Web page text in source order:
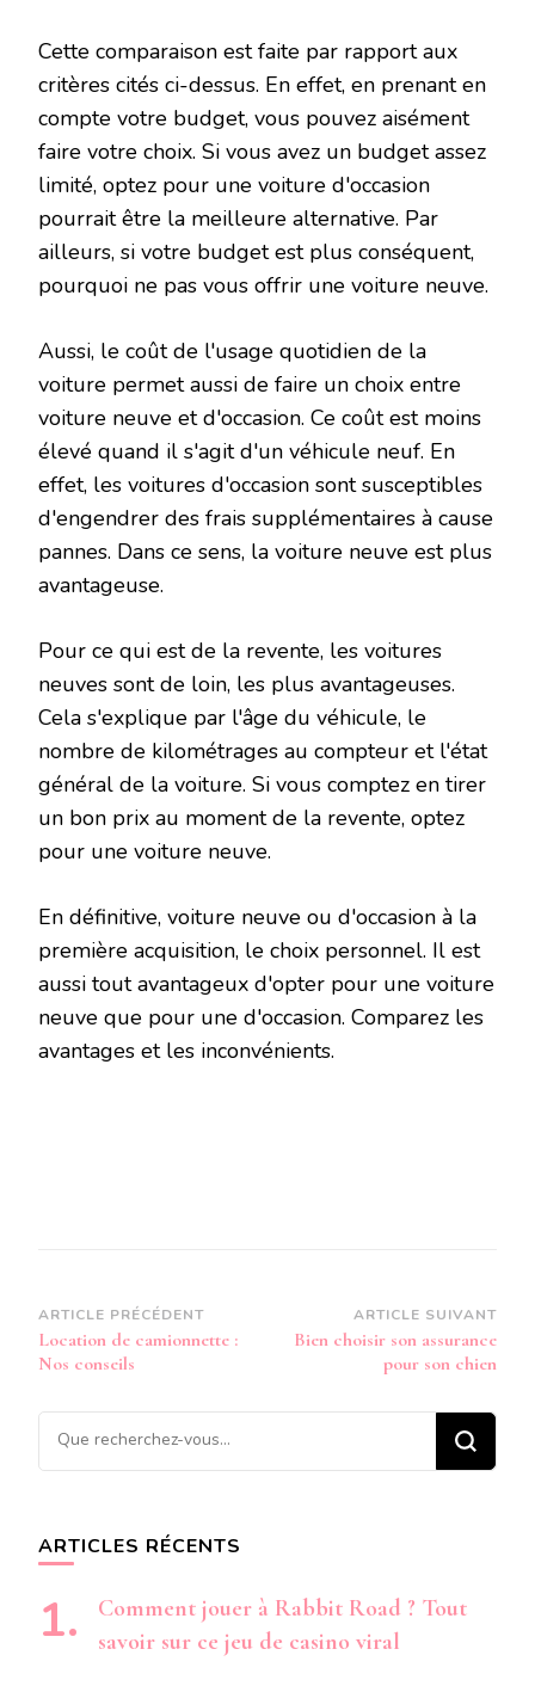
Cette comparaison est faite par rapport aux
critères cités ci-dessus. En effet, en prenant en
compte votre budget, vous pouvez aisément
faire votre choix. Si vous avez un budget assez
limité, optez pour une voiture d'occasion
pourrait être la meilleure alternative. Par
ailleurs, si votre budget est plus conséquent,
pourquoi ne pas vous offrir une voiture neuve.
Aussi, le coût de l'usage quotidien de la
voiture permet aussi de faire un choix entre
voiture neuve et d'occasion. Ce coût est moins
élevé quand il s'agit d'un véhicule neuf. En
effet, les voitures d'occasion sont susceptibles
d'engendrer des frais supplémentaires à cause
pannes. Dans ce sens, la voiture neuve est plus
avantageuse.
Pour ce qui est de la revente, les voitures
neuves sont de loin, les plus avantageuses.
Cela s'explique par l'âge du véhicule, le
nombre de kilométrages au compteur et l'état
général de la voiture. Si vous comptez en tirer
un bon prix au moment de la revente, optez
pour une voiture neuve.
En définitive, voiture neuve ou d'occasion à la
première acquisition, le choix personnel. Il est
aussi tout avantageux d'opter pour une voiture
neuve que pour une d'occasion. Comparez les
avantages et les inconvénients.
Navigation
d’article
ARTICLE PRÉCÉDENT
Location de camionnette :
Nos conseils
ARTICLE SUIVANT
Bien choisir son assurance
pour son chien
Vous
recherchiez
ARTICLES RÉCENTS
Comment jouer à Rabbit Road ? Tout
savoir sur ce jeu de casino viral